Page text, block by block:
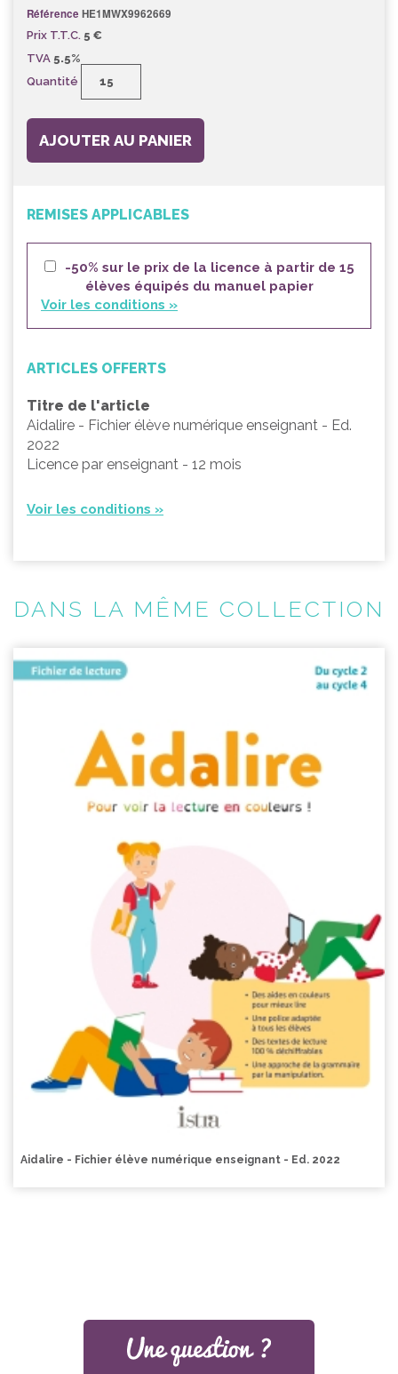
Référence HE1MWX9962669
Prix T.T.C. 5 €
TVA 5.5%
Quantité
AJOUTER AU PANIER
REMISES APPLICABLES
-50% sur le prix de la licence à partir de 15
élèves équipés du manuel papier
Voir les conditions »
ARTICLES OFFERTS
Titre de l'article
Aidalire - Fichier élève numérique enseignant - Ed.
2022
Licence par enseignant - 12 mois
Voir les conditions »
DANS LA MÊME COLLECTION
Aidalire - Fichier élève numérique enseignant - Ed. 2022